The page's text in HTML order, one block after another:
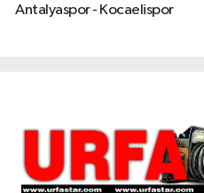
Antalyaspor - Kocaelispor